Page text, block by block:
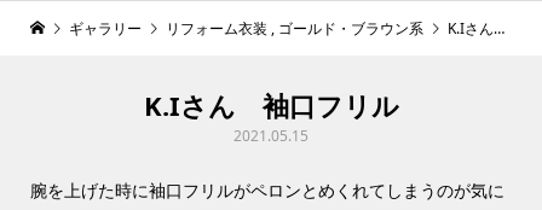
ギャラリー リフォーム衣装 , ゴールド・ブラウン系 K.Iさん 袖口フリル
K.Iさん 袖口フリル
2021.05.15
腕を上げた時に袖口フリルがペロンとめくれてしまうのが気に